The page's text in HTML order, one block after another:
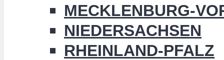
MECKLENBURG-
NIEDERSACHSEN
RHEINLAND-PFALZ